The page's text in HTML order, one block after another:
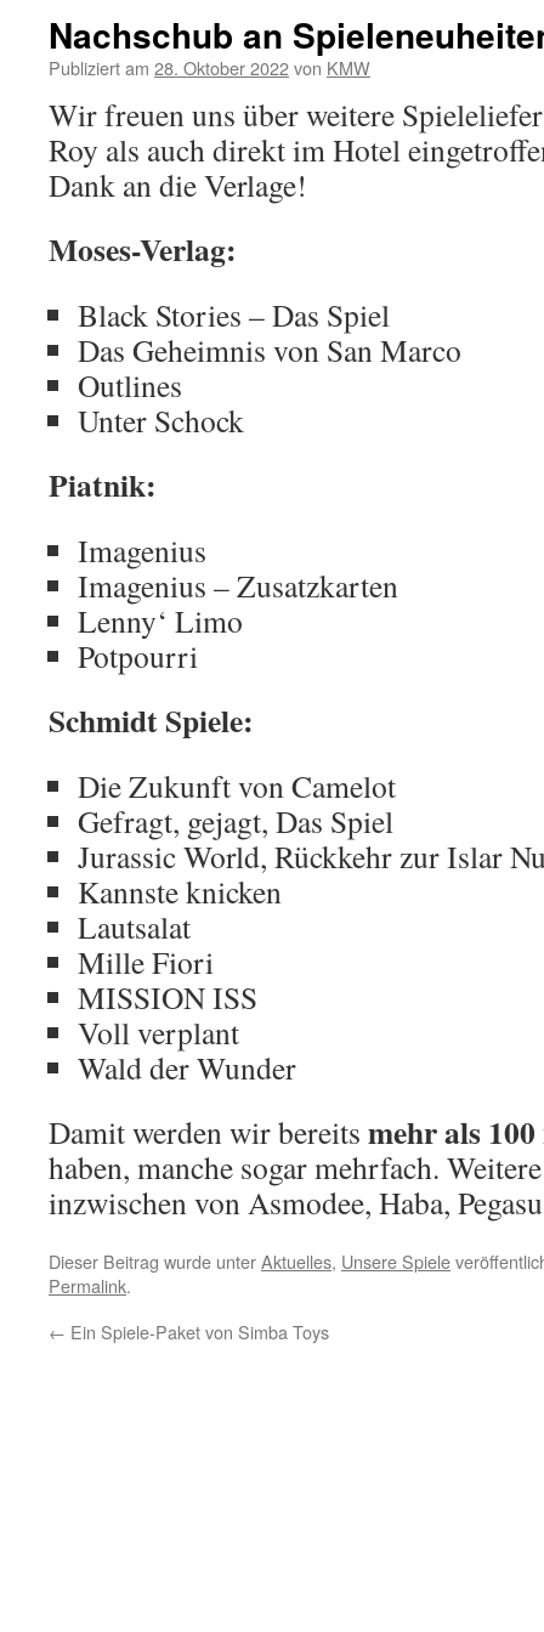
Nachschub an
Publiziert am 28. Oktober 2022von KMW
Wir freuen uns über weitere
Roy als auch direkt im Hotel
Dank an die Verlage!
Moses-Verlag:
Black Stories – Das Spiel
Das Geheimnis von San Marco
Outlines
Unter Schock
Piatnik:
Imagenius
Imagenius – Zusatzkarten
Lenny‘ Limo
Potpourri
Schmidt Spiele:
Die Zukunft von Camelot
Gefragt, gejagt, Das Spiel
Jurassic World, Rückkehr zur Islar
Kannste knicken
Lautsalat
Mille Fiori
MISSION ISS
Voll verplant
Wald der Wunder
Damit werden wir bereits mehr als 100
haben, manche sogar mehrfach.
inzwischen von Asmodee, Haba,
Dieser Beitrag wurde unterAktuelles, Unsere Spiele
Permalink.
← Ein Spiele-Paket von Simba Toys